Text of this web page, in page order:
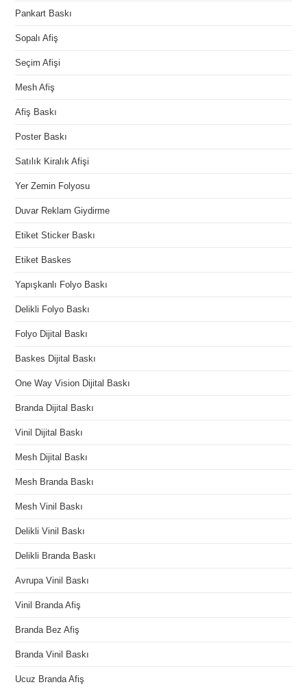
Pankart Baskı
Sopalı Afiş
Seçim Afişi
Mesh Afiş
Afiş Baskı
Poster Baskı
Satılık Kiralık Afişi
Yer Zemin Folyosu
Duvar Reklam Giydirme
Etiket Sticker Baskı
Etiket Baskes
Yapışkanlı Folyo Baskı
Delikli Folyo Baskı
Folyo Dijital Baskı
Baskes Dijital Baskı
One Way Vision Dijital Baskı
Branda Dijital Baskı
Vinil Dijital Baskı
Mesh Dijital Baskı
Mesh Branda Baskı
Mesh Vinil Baskı
Delikli Vinil Baskı
Delikli Branda Baskı
Avrupa Vinil Baskı
Vinil Branda Afiş
Branda Bez Afiş
Branda Vinil Baskı
Ucuz Branda Afiş